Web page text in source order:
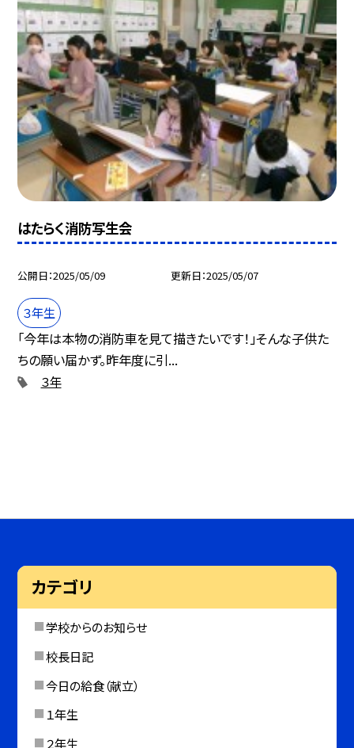
はたらく消防写生会
公開日 2025/05/09 更新日 2025/05/07
３年生
「今年は本物の消防車を見て描きたいです！」そんな子供た
ちの願い届かず。昨年度に引...
３年
カテゴリ
学校からのお知らせ
校長日記
今日の給食（献立）
１年生
２年生